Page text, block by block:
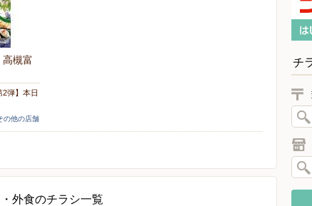
高槻富
2弾】本日
の他の店舗
外食のチラシ一覧
チ